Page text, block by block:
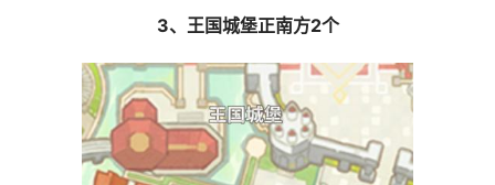
3、王国城堡正南方2个